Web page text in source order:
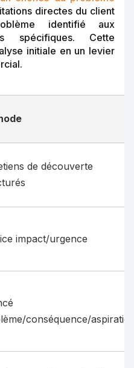
directes du client
identifié aux
spécifiques. Cette
initiale en un levier
de découverte
impact/urgence
conséquence/